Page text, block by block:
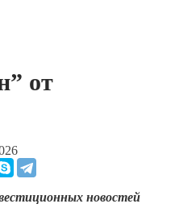
от
новостей